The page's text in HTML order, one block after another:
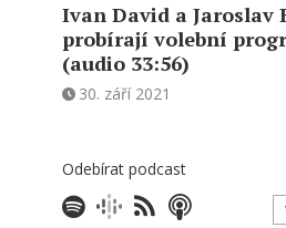
Ivan David a Jaroslav
probírají volební
(audio 33:56)
30. září 2021
Odebírat podcast